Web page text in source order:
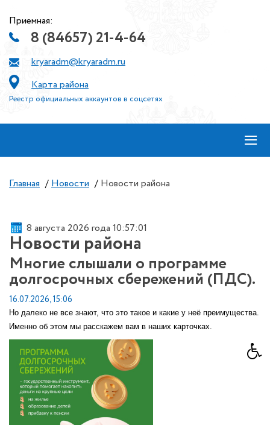
Приемная:
8 (84657) 21-4-64
kryaradm@kryaradm.ru
Карта района
Реестр официальных аккаунтов в соцсетях
≡
Главная / Новости / Новости района
8 августа 2026 года 10:57:02
Новости района
Многие слышали о программе
долгосрочных сбережений (ПДС).
16.07.2026, 15:06
Но далеко не все знают, что это такое и какие у неё преимущества.
Именно об этом мы расскажем вам в наших карточках.